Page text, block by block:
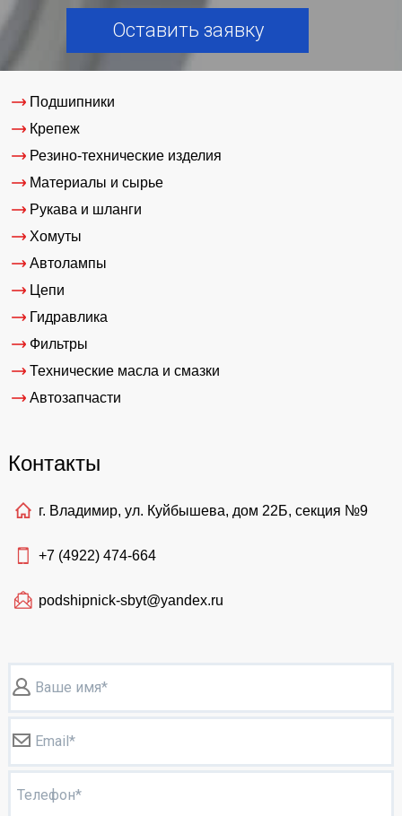
Оставить заявку
Подшипники
Крепеж
Резино-технические изделия
Материалы и сырье
Рукава и шланги
Хомуты
Автолампы
Цепи
Гидравлика
Фильтры
Технические масла и смазки
Автозапчасти
Контакты
г. Владимир, ул. Куйбышева, дом 22Б, секция №9
+7 (4922) 474-664
podshipnick-sbyt@yandex.ru
Ваше имя*
Email*
Телефон*